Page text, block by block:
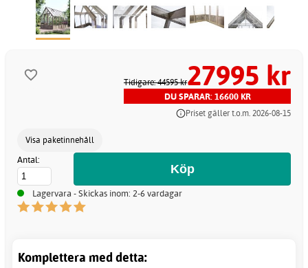
Tidigare: 44595 kr27995 kr
DU SPARAR: 16600 KR
Priset gäller t.o.m. 2026-08-15
Visa paketinnehåll
Antal:
Lagervara - Skickas inom: 2-6 vardagar
Komplettera med detta: